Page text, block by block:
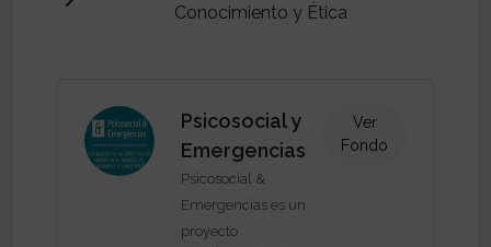
Conocimiento y Ética
Psicosocial y
Emergencias
Psicosocial &
Emergencias es un
proyecto
Ver
Fondo